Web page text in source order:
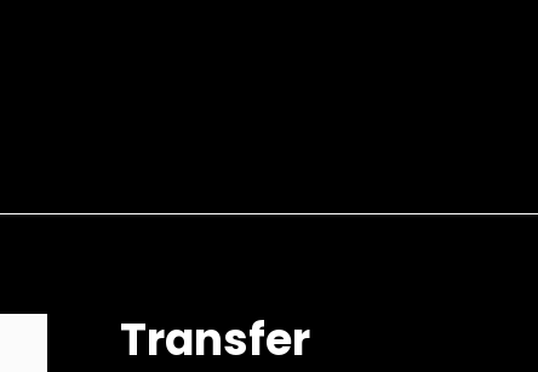
Transfer